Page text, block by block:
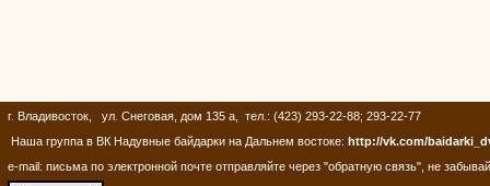
г. Владивосток, ул. Снеговая, дом 135 а, тел.: (423) 293-22-88; 293-22-77
Наша группа в ВК Надувные байдарки на Дальнем востоке: http://vk.com/
e-mail: письма по электронной почте отправляйте через "обратную связь", не